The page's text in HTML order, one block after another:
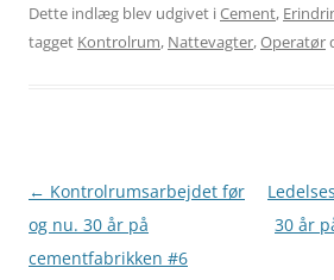
Dette indlæg blev udgivet iCement,
tagget Kontrolrum, Nattevagter,Operatør
Indlægsnavigation
← Kontrolrumsarbejdet før
og nu. 30 år på
cementfabrikken #6
30 år